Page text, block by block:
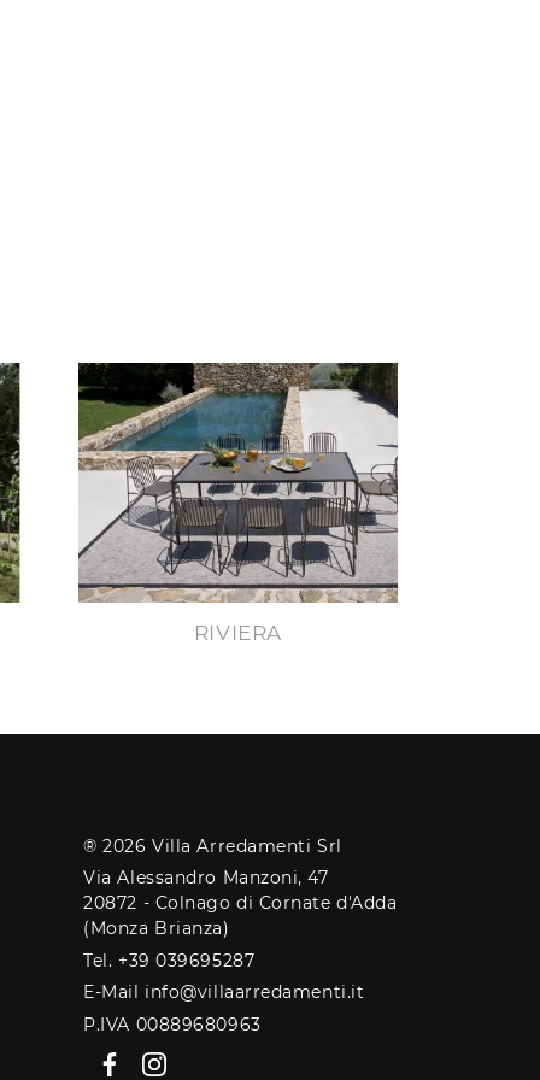
RIVIERA
® 2026 Villa Arredamenti Srl
Via Alessandro Manzoni, 47
20872 - Colnago di Cornate d'Adda
(Monza Brianza)
Tel. +39 039695287
E-Mail info@villaarredamenti.it
P.IVA 00889680963